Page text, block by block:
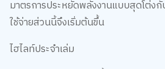
ไฮไลท์ประจำเล่ม
มาตรการประหยัดน้ำและไฟ: สอนก